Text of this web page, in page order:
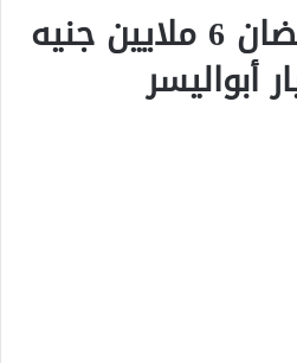
تغريم محمد رمضان 6 ملايين جنيه
أبواليسر